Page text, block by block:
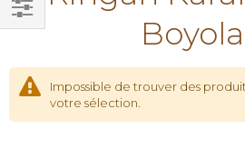
Impossible de trouver des
votre sélection.
Filtrer